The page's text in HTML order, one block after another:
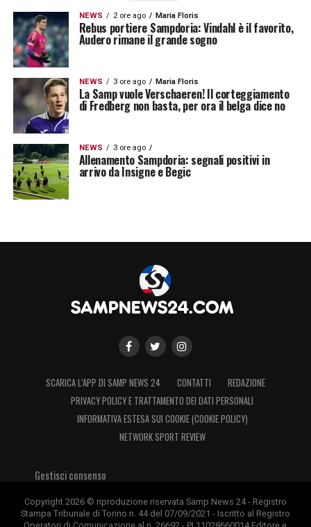
– chiamato a sostituire lo squalificato
Bartosz Bereszynski – e dei subentrati:
«Sala ha fatto una grandissima partita, ma lo
conosco da due anni e mezzo e so cosa può
dare. È stato spesso criticato, non sempre
ha goduto dei favori ambientali, ma è
cresciuto molto: lui haqualità tecniche
straordinarieper quel ruolo, anche troppe.
Ma per me non son mai troppe – si ricrede il
giocare il pallone. Poi credo che abbia
servito due assist a chi ha fatto assist.
Defrel sta bene, Caprari sta bene, Ramirez,
Quagliarella, e Saponara anche. Io ne devo
di volta in volta: per ottenere risultati
poter contare», ha concluso Giampaolo.
LA PLAYLIST DELLE NOSTRE TOP NEWS
NEWS 2 ore ago Maria Floris
Rebus portiere Sampdoria: Vindahl è il favorito,
Audero rimane il grande sogno
NEWS 3 ore ago Maria Floris
La Samp vuole Verschaeren! Il corteggiamento
di Fredberg non basta, per ora il belga dice no
NEWS 3 ore ago
Allenamento Sampdoria: segnali positivi in
arrivo da Insigne e Begic
SCARICA L’APP DI SAMP NEWS 24 CONTATTI
REDAZIONE
PRIVACY POLICY E TRATTAMENTO DEI DATI PERSONALI
INFORMATIVA ESTESA SUI COOKIE (COOKIE POLICY)
NETWORK SPORT REVIEW
Gestisci consenso
Copyright 2026 © riproduzione riservata Samp News 24 - Registro
Stampa Tribunale di Torino n. 44 del 07/09/2021 - Iscritto al Registro